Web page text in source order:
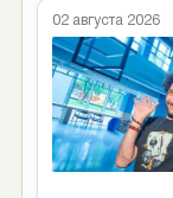
02 августа 2026